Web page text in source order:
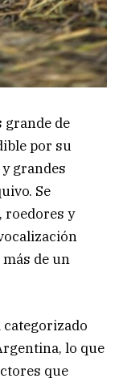
grande de
por su
grandes
Se
roedores y
de un
lo que
que